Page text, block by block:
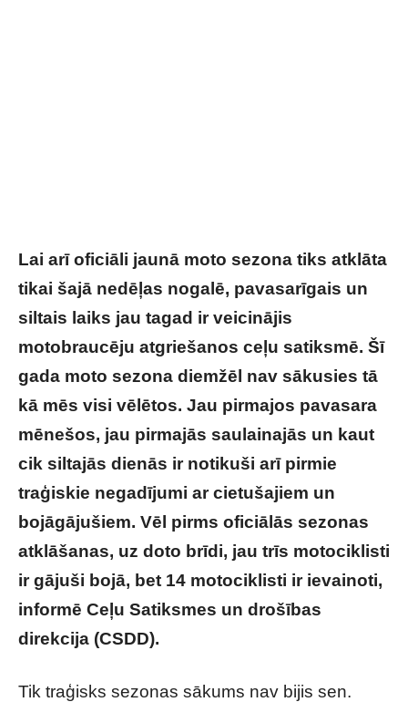
Lai arī oficiāli jaunā moto sezona tiks atklāta
tikai šajā nedēļas nogalē, pavasarīgais un
siltais laiks jau tagad ir veicinājis
motobraucēju atgriešanos ceļu satiksmē. Šī
gada moto sezona diemžēl nav sākusies tā
kā mēs visi vēlētos. Jau pirmajos pavasara
mēnešos, jau pirmajās saulainajās un kaut
cik siltajās dienās ir notikuši arī pirmie
traģiskie negadījumi ar cietušajiem un
bojāgājušiem. Vēl pirms oficiālās sezonas
atklāšanas, uz doto brīdi, jau trīs motociklisti
ir gājuši bojā, bet 14 motociklisti ir ievainoti,
informē Ceļu Satiksmes un drošības
direkcija (CSDD).
Tik traģisks sezonas sākums nav bijis sen.